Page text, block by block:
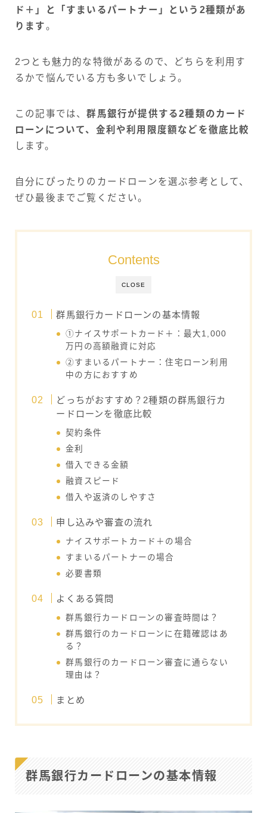
ド＋」と「すまいるパートナー」という2種類があ
ります。
2つとも魅力的な特徴があるので、どちらを利用す
るかで悩んでいる方も多いでしょう。
この記事では、群馬銀行が提供する2種類のカード
ローンについて、金利や利用限度額などを徹底比較
します。
自分にぴったりのカードローンを選ぶ参考として、
ぜひ最後までご覧ください。
CLOSE
Contents
群馬銀行カードローンの基本情報
①ナイスサポートカード＋：最大1,000
万円の高額融資に対応
②すまいるパートナー：住宅ローン利用
中の方におすすめ
どっちがおすすめ？2種類の群馬銀行カ
ードローンを徹底比較
契約条件
金利
借入できる金額
融資スピード
借入や返済のしやすさ
申し込みや審査の流れ
ナイスサポートカード＋の場合
すまいるパートナーの場合
必要書類
よくある質問
群馬銀行カードローンの審査時間は？
群馬銀行のカードローンに在籍確認はあ
る？
群馬銀行のカードローン審査に通らない
理由は？
まとめ
群馬銀行カードローンの基本情報